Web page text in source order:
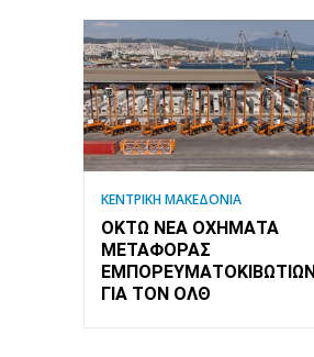
ΚΕΝΤΡΙΚΗ ΜΑΚΕΔΟΝΙΑ
ΟΚΤΏ ΝΈΑ ΟΧΉΜΑΤΑ
ΜΕΤΑΦΟΡΆΣ
ΕΜΠΟΡΕΥΜΑΤΟΚΙΒΩΤΊΩΝ
ΓΙΑ ΤΟΝ ΟΛΘ